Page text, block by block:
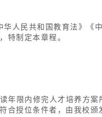
人民共和国教育法》《
特制定本章程。
限内修完人才培养方案
合授位条件者，由我校颁